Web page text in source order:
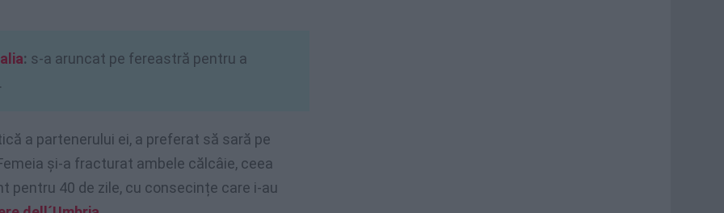
: s-a aruncat pe fereastră pentru a
a partenerului ei, a preferat să sară pe
și-a fracturat ambele călcâie, ceea
pentru 40 de zile, cu consecințe care i-au